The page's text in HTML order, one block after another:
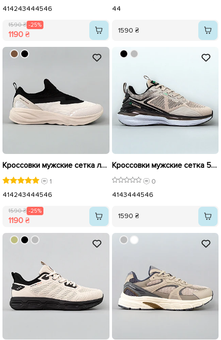
414243444546
1590 ₴ -25%
1190 ₴
44
1590 ₴
Кроссовки мужские сетка легкие 595297 Бежевые распродажа
1
414243444546
1590 ₴ -25%
1190 ₴
Кроссовки мужские сетка 595199 Бежевые
0
4143444546
1590 ₴